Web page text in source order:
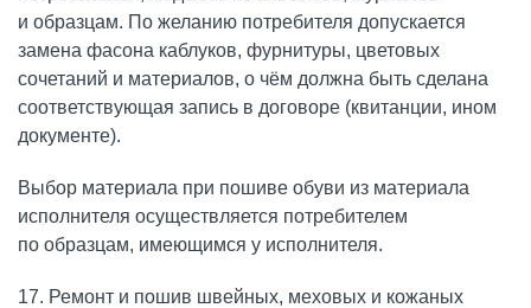
и образцам. По желанию потребителя допускается
замена фасона каблуков, фурнитуры, цветовых
сочетаний и материалов, о чём должна быть сделана
соответствующая запись в договоре (квитанции, ином
документе).
Выбор материала при пошиве обуви из материала
исполнителя осуществляется потребителем
по образцам, имеющимся у исполнителя.
17. Ремонт и пошив швейных, меховых и кожаных